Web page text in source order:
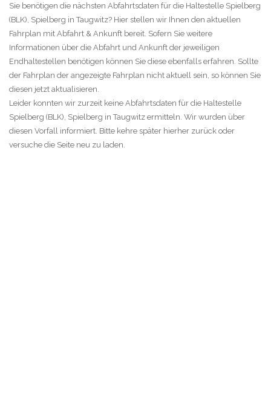
Sie benötigen die nächsten Abfahrtsdaten für die Haltestelle Spielberg
(BLK), Spielberg in Taugwitz? Hier stellen wir Ihnen den aktuellen
Fahrplan mit Abfahrt & Ankunft bereit. Sofern Sie weitere
Informationen über die Abfahrt und Ankunft der jeweiligen
Endhaltestellen benötigen können Sie diese ebenfalls erfahren. Sollte
der Fahrplan der angezeigte Fahrplan nicht aktuell sein, so können Sie
diesen jetzt aktualisieren.
Leider konnten wir zurzeit keine Abfahrtsdaten für die Haltestelle
Spielberg (BLK), Spielberg in Taugwitz ermitteln. Wir wurden über
diesen Vorfall informiert. Bitte kehre später hierher zurück oder
versuche die Seite neu zu laden.